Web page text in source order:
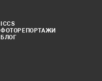
ICCS
ФОТОРЕПОРТАЖИ
БЛОГ